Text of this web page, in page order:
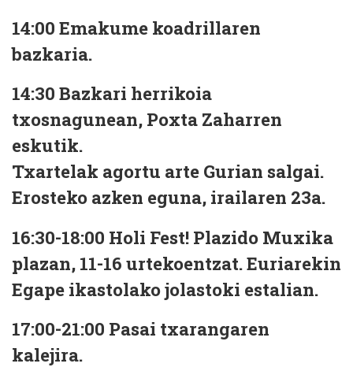
14:00 Emakume koadrillaren
bazkaria.
14:30 Bazkari herrikoia
txosnagunean, Poxta Zaharren
eskutik.
Txartelak agortu arte Gurian salgai.
Erosteko azken eguna, irailaren 23a.
16:30-18:00 Holi Fest! Plazido Muxika
plazan, 11-16 urtekoentzat. Euriarekin
Egape ikastolako jolastoki estalian.
17:00-21:00 Pasai txarangaren
kalejira.